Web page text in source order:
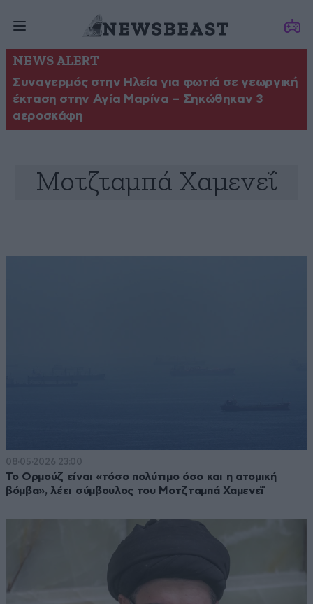
NEWS ALERT
Συναγερμός στην Ηλεία για φωτιά σε γεωργική
έκταση στην Αγία Μαρίνα – Σηκώθηκαν 3
αεροσκάφη
Μοτζταμπά Χαμενεΐ
08·05·2026 23:00
Το Ορμούζ είναι «τόσο πολύτιμο όσο και η ατομική
βόμβα», λέει σύμβουλος του Μοτζταμπά Χαμενεΐ